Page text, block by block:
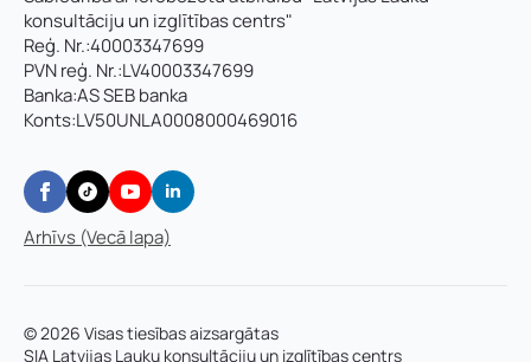
konsultāciju un izglītības centrs"
Reģ. Nr.:40003347699
PVN reģ. Nr.:LV40003347699
Banka:AS SEB banka
Konts:LV50UNLA0008000469016
Arhīvs (Vecā lapa)
© 2026 Visas tiesības aizsargātas
SIA Latvijas Lauku konsultāciju un izglītības centrs